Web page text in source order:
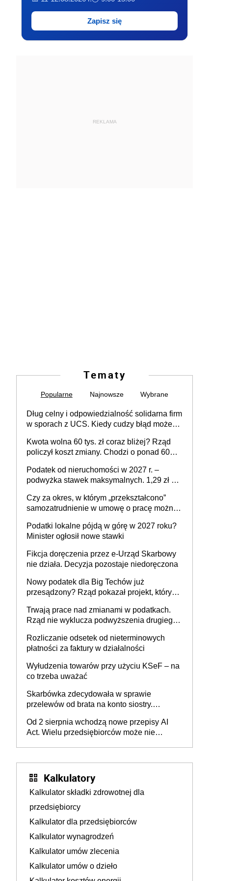
Zapisz się
REKLAMA
Tematy
Popularne Najnowsze Wybrane
Dług celny i odpowiedzialność solidarna firm
w sporach z UCS. Kiedy cudzy błąd może
Kwota wolna 60 tys. zł coraz bliżej? Rząd
policzył koszt zmiany. Chodzi o ponad 60
Podatek od nieruchomości w 2027 r. –
podwyżka stawek maksymalnych. 1,29 zł za
budynków i lokali związanych z
prowadzeniem działalności gospodarczej
Czy za okres, w którym „przekształcono”
samozatrudnienie w umowę o pracę można
umowy cywilnoprawnej jedynym
racjonalnym wyjściem
Podatki lokalne pójdą w górę w 2027 roku?
Minister ogłosił nowe stawki
Fikcja doręczenia przez e-Urząd Skarbowy
nie działa. Decyzja pozostaje niedoręczona
Nowy podatek dla Big Techów już
przesądzony? Rząd pokazał projekt, który
Trwają prace nad zmianami w podatkach.
Rząd nie wyklucza podwyższenia drugiego
Rozliczanie odsetek od nieterminowych
płatności za faktury w działalności
Wyłudzenia towarów przy użyciu KSeF – na
co trzeba uważać
Skarbówka zdecydowała w sprawie
przelewów od brata na konto siostry.
darowizna, ale podatku jednak nie będzie
Od 2 sierpnia wchodzą nowe przepisy AI
Act. Wielu przedsiębiorców może nie
Kalkulatory
Kalkulator składki zdrowotnej dla
przedsiębiorcy
Kalkulator dla przedsiębiorców
Kalkulator wynagrodzeń
Kalkulator umów zlecenia
Kalkulator umów o dzieło